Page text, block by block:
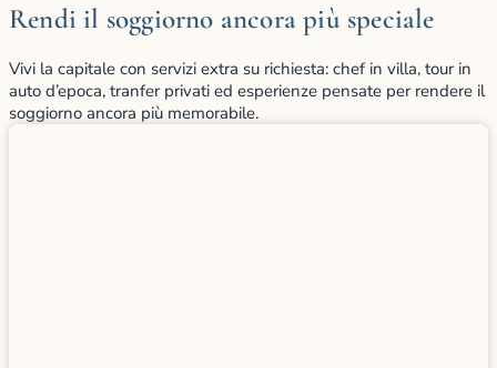
Rendi il soggiorno ancora più speciale
Vivi la capitale con servizi extra su richiesta: chef in villa, tour in
auto d’epoca, tranfer privati ed esperienze pensate per rendere il
soggiorno ancora più memorabile.